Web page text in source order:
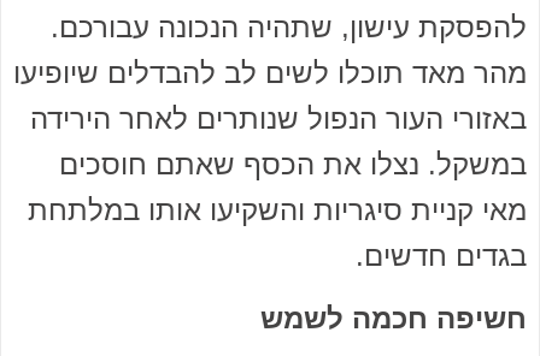
להפסקת עישון, שתהיה הנכונה עבורכם.
מהר מאד תוכלו לשים לב להבדלים שיופיעו
באזורי העור הנפול שנותרים לאחר הירידה
במשקל. נצלו את הכסף שאתם חוסכים
מאי קניית סיגריות והשקיעו אותו במלתחת
בגדים חדשים.
חשיפה חכמה לשמש